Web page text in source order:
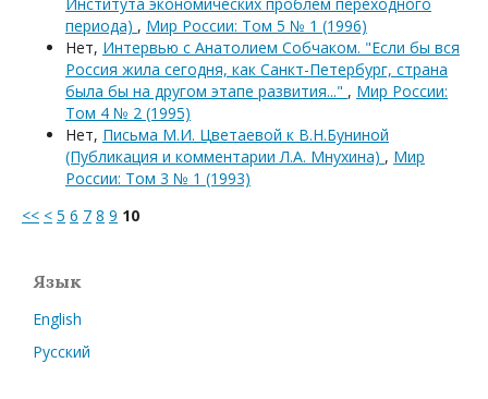
Института экономических проблем переходного
периода) , Мир России: Том 5 № 1 (1996)
Нет, Интервью с Анатолием Собчаком. "Если бы вся
Россия жила сегодня, как Санкт-Петербург, страна
была бы на другом этапе развития..." , Мир России:
Том 4 № 2 (1995)
Нет, Письма М.И. Цветаевой к В.Н.Буниной
(Публикация и комментарии Л.А. Мнухина) , Мир
России: Том 3 № 1 (1993)
<< < 5 6 7 8 9 10
Язык
English
Русский